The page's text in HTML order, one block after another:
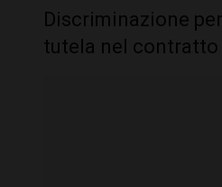
Discriminazione
tutela nel contratto